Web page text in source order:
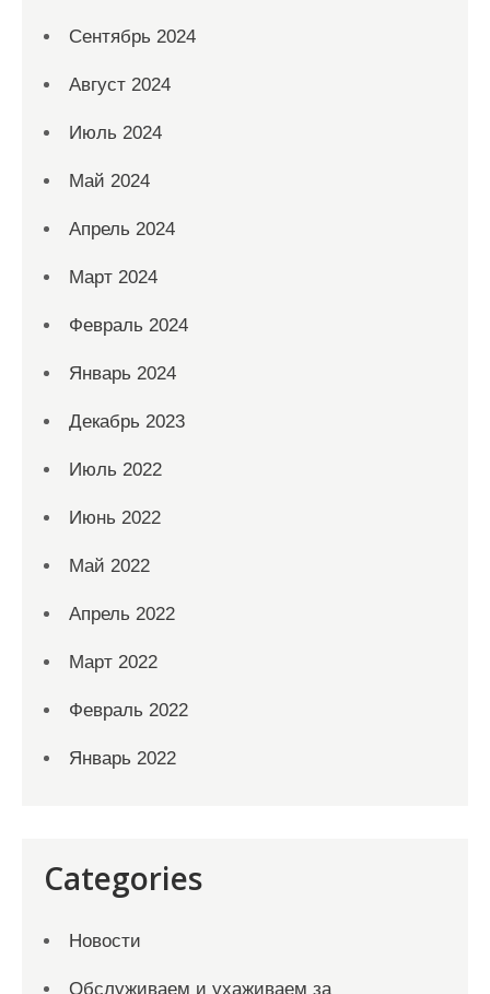
Сентябрь 2024
Август 2024
Июль 2024
Май 2024
Апрель 2024
Март 2024
Февраль 2024
Январь 2024
Декабрь 2023
Июль 2022
Июнь 2022
Май 2022
Апрель 2022
Март 2022
Февраль 2022
Январь 2022
Categories
Новости
Обслуживаем и ухаживаем за